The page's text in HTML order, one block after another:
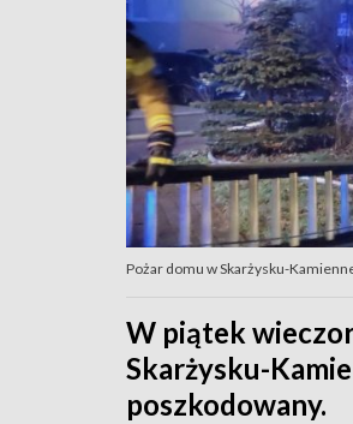
Pożar domu w Skarżysku-
W piątek
Skarżysku-
poszkodowany.